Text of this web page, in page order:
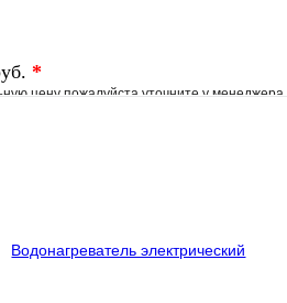
*
цену пожалуйста уточните у менеджера